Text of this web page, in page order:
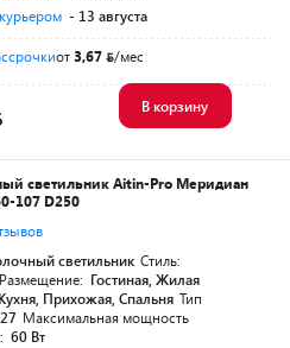
- 13 августа
от3,67 /мес
В корзину
светильник Aitin-Pro Меридиан
107 D250
светильник Стиль:
Размещение: Гостиная, Жилая
Прихожая, Спальня Тип
Максимальная мощность
60 Вт